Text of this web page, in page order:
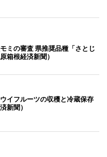
ミの審査 県推奨品種「さとじ
箱根経済新聞）
イフルーツの収穫と冷蔵保存
新聞）